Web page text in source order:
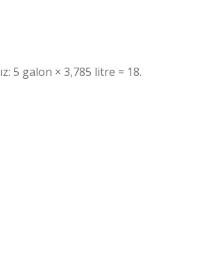
5 galon × 3,785 litre = 18.